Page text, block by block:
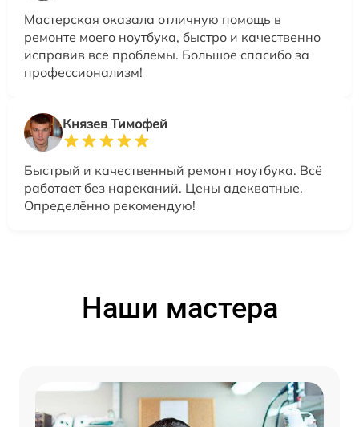
Мастерская оказала отличную помощь в
ремонте моего ноутбука, быстро и качественно
исправив все проблемы. Большое спасибо за
профессионализм!
Князев Тимофей
Быстрый и качественный ремонт ноутбука. Всё
работает без нареканий. Цены адекватные.
Определённо рекомендую!
Наши мастера